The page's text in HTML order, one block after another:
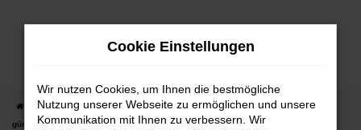
Zum
Startseite Stuttgart Mitsubishi
Mitsubishi Space Star für Stuttgart
günstig kaufen mit Lieferservice
Cookie Einstellungen
Wir nutzen Cookies, um Ihnen die bestmögliche
Nutzung unserer Webseite zu ermöglichen und unsere
Kommunikation mit Ihnen zu verbessern. Wir